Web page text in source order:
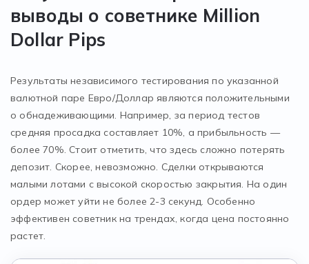
выводы о советнике Million
Dollar Pips
Результаты независимого тестирования по указанной
валютной паре Евро/Доллар являются положительными
о обнадеживающими. Например, за период тестов
средняя просадка составляет 10%, а прибыльность —
более 70%. Стоит отметить, что здесь сложно потерять
депозит. Скорее, невозможно. Сделки открываются
малыми лотами с высокой скоростью закрытия. На один
ордер может уйти не более 2-3 секунд. Особенно
эффективен советник на трендах, когда цена постоянно
растет.